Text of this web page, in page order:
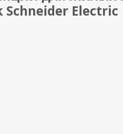
Schneider Electric